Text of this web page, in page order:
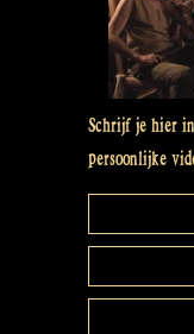
Schrijf je hier
persoonlijke